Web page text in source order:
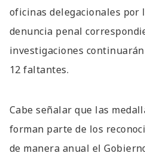
oficinas delegacionales por
denuncia penal
investigaciones
12 faltantes.
Cabe señalar que las
forman parte de los
de manera anual el